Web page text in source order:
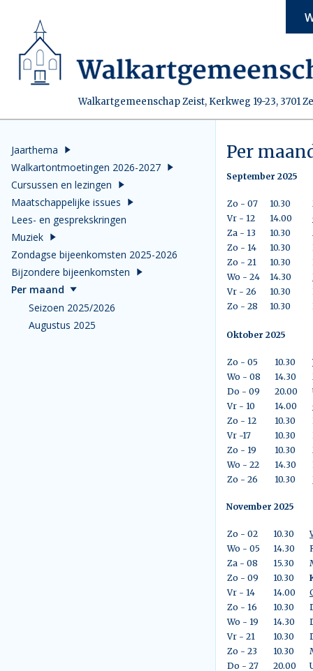
Walkartgemeenschap Zeist, Kerkweg 19-23, 3701
Jaarthema
Walkartontmoetingen 2026-2027
Cursussen en lezingen
Maatschappelijke issues
Lees- en gesprekskringen
Muziek
Zondagse bijeenkomsten 2025-2026
Bijzondere bijeenkomsten
Per maand
Seizoen 2025/2026
Augustus 2025
Per
September 2025
Zo - 07 10.30
Vr - 12
14.00
Za - 13
10.30
Zo - 14
10.30
Zo - 21
10.30
Wo - 24
14.30
Vr - 26
10.30
Zo - 28
10.30
Oktober 2025
Zo - 05 10.30
Wo - 08
14.30
Do - 09
20.00
Vr - 10
14.00
Zo - 12
10.30
Vr -17
10.30
Zo - 19
10.30
Wo - 22
14.30
Zo - 26
10.30
November 2025
Zo - 02 10.30
Wo - 05
14.30
Za - 08
15.30
Zo - 09
10.30
Vr - 14
14.00
Zo - 16
10.30
Wo - 19
14.30
Vr - 21
10.30
Zo - 23
10.30
Do - 27
20.00